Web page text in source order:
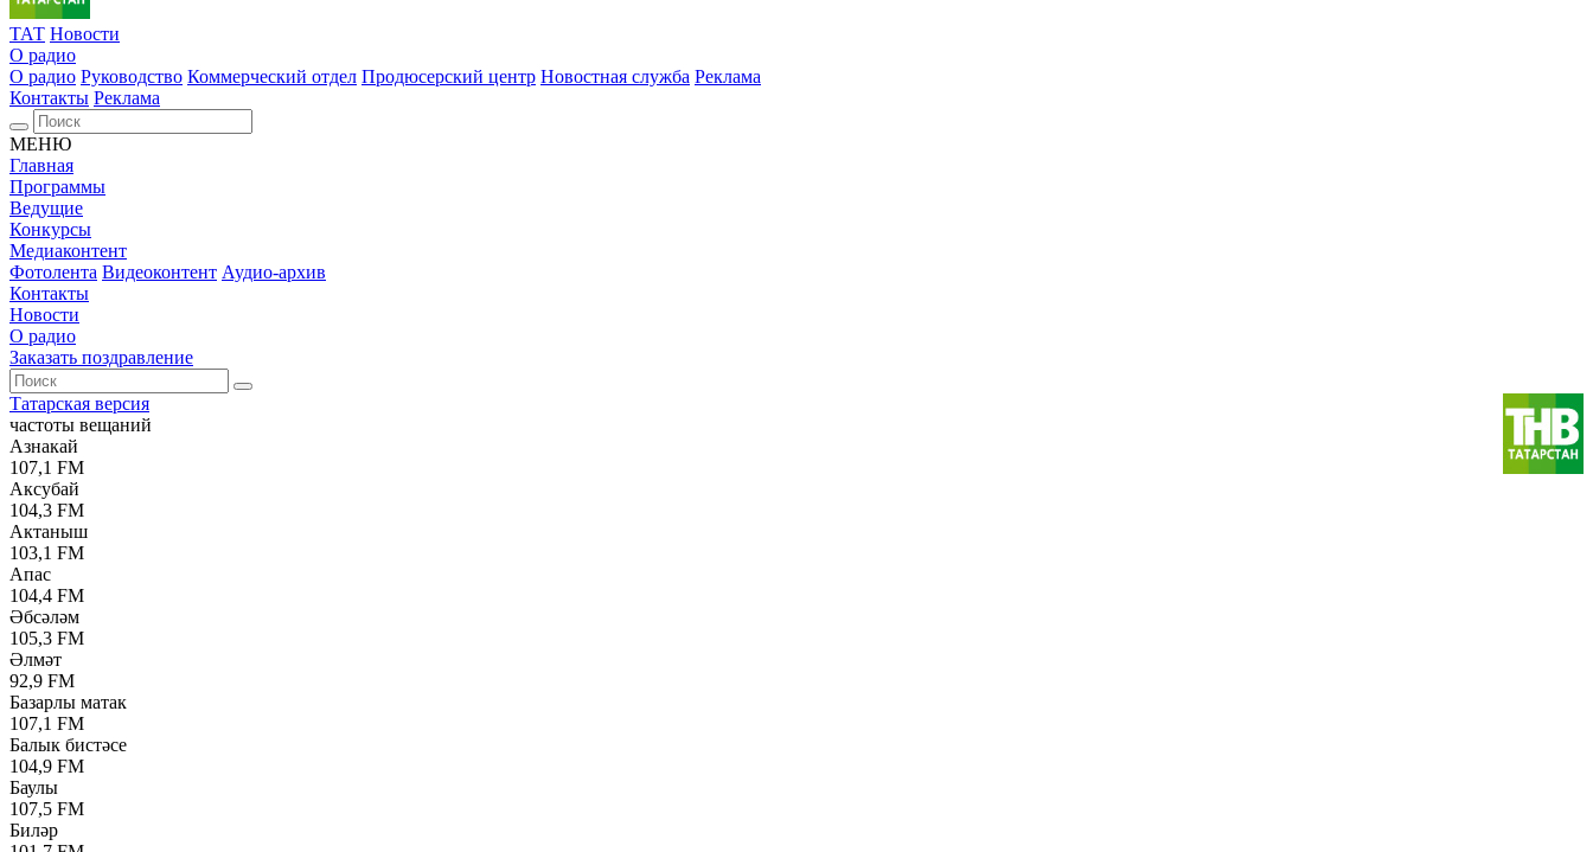
ТАТ Новости
О радио
О радио Руководство Коммерческий отдел Продюсерский центр Новостная служба Реклама
Контакты Реклама
МЕНЮ
Главная
Программы
Ведущие
Конкурсы
Медиаконтент
Фотолента Видеоконтент Аудио-архив
Контакты
Новости
О радио
Заказать поздравление
Татарская версия
частоты вещаний
Азнакай
107,1 FM
Аксубай
104,3 FM
Актаныш
103,1 FM
Апас
104,4 FM
Әбсәләм
105,3 FM
Әлмәт
92,9 FM
Базарлы матак
107,1 FM
Балык бистәсе
104,9 FM
Баулы
107,5 FM
Биләр